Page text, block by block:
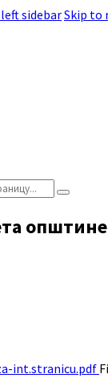
sidebarSkip to
int.stranicu.pdf